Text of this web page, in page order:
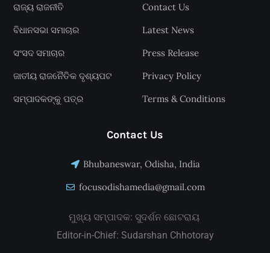
ରାଜ୍ୟ ରାଜନୀତି
ବିଧାନସଭା ସମାଚାର
ସଂସଦ ସମାଚାର
ଜାତୀୟ ରାଜନୈତିକ ଦୃଶ୍ୟପଟ
ସମ୍ପାଦକଙ୍କୁ ପତ୍ର
Contact Us
Latest News
Press Release
Privacy Policy
Terms & Conditions
Contact Us
Bhubaneswar, Odisha, India
focusodishamedia@gmail.com
ମୁଖ୍ୟ ସମ୍ପାଦକ: ସୁଦର୍ଶନ ଛୋଟରାୟ
Editor-in-Chief: Sudarshan Chhotoray